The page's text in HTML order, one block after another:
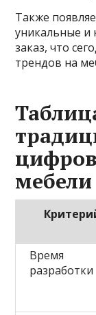
Также
уникальные и
заказ, что
трендов на
мебели
Время
разработки